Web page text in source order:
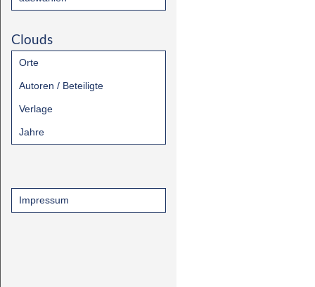
Clouds
Orte
Autoren / Beteiligte
Verlage
Jahre
Impressum